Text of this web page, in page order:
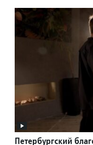
Петербургский